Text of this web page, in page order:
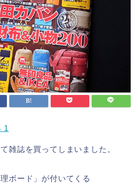
雑誌を買ってしまいました。
ボード」が付いてくる